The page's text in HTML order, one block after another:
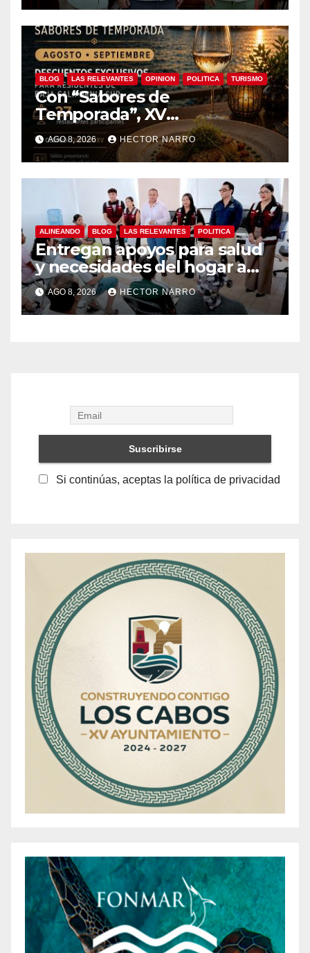
BLOG LAS RELEVANTES OPINION POLITICA TURISMO
Con “Sabores de
Temporada”, XV
Ayuntamiento de Los Cabos
y Canirac impulsan consumo
local con beneficios para
residentes de BCS
AGO 8, 2026 HECTOR NARRO
ALINEANDO BLOG LAS RELEVANTES POLITICA
Entregan apoyos para salud
y necesidades del hogar a
familias de Cabo San Lucas
AGO 8, 2026 HECTOR NARRO
Si continúas, aceptas la política de privacidad